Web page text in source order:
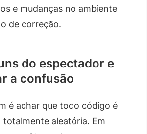
e mudanças no ambiente
de correção.
do espectador e
a confusão
é achar que todo código é
totalmente aleatória. Em